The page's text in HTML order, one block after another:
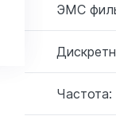
ЭМС
Частота: